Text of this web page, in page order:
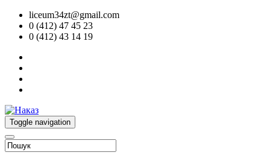
liceum34zt@gmail.com
0 (412) 47 45 23
0 (412) 43 14 19
Toggle navigation